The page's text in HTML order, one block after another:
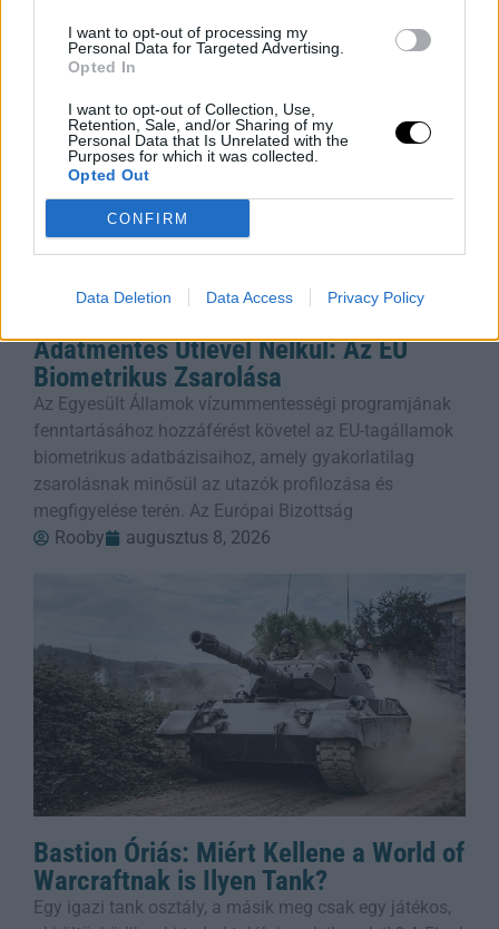
I want to opt-out of processing my
Personal Data for Targeted Advertising.
Opted In
I want to opt-out of Collection, Use,
Retention, Sale, and/or Sharing of my
Personal Data that Is Unrelated with the
Purposes for which it was collected.
Opted Out
CONFIRM
Data Deletion Data Access Privacy Policy
Rooby
augusztus 8, 2026
Adatmentes Útlevél Nélkül: Az EU
Biometrikus Zsarolása
Az Egyesült Államok vízummentességi programjának
fenntartásához hozzáférést követel az EU-tagállamok
biometrikus adatbázisaihoz, amely gyakorlatilag
zsarolásnak minősül az utazók profilozása és
megfigyelése terén. Az Európai Bizottság
Rooby
augusztus 8, 2026
Bastion Óriás: Miért Kellene a World of
Warcraftnak is Ilyen Tank?
Egy igazi tank osztály, a másik meg csak egy játékos,